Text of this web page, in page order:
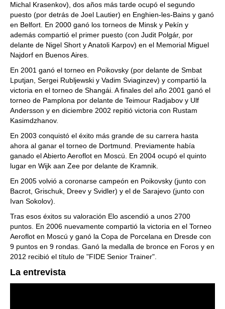
Michal Krasenkov), dos años más tarde ocupó el segundo
puesto (por detrás de Joel Lautier) en Enghien-les-Bains y ganó
en Belfort. En 2000 ganó los torneos de Minsk y Pekín y
además compartió el primer puesto (con Judit Polgár, por
delante de Nigel Short y Anatoli Karpov) en el Memorial Miguel
Najdorf en Buenos Aires.
En 2001 ganó el torneo en Poikovsky (por delante de Smbat
Lputjan, Sergei Rubljewski y Vadim Sviaginzev) y compartió la
victoria en el torneo de Shangái. A finales del año 2001 ganó el
torneo de Pamplona por delante de Teimour Radjabov y Ulf
Andersson y en diciembre 2002 repitió victoria con Rustam
Kasimdzhanov.
En 2003 conquistó el éxito más grande de su carrera hasta
ahora al ganar el torneo de Dortmund. Previamente había
ganado el Abierto Aeroflot en Moscú. En 2004 ocupó el quinto
lugar en Wijk aan Zee por delante de Kramnik.
En 2005 volvió a coronarse campeón en Poikovsky (junto con
Bacrot, Grischuk, Dreev y Svidler) y el de Sarajevo (junto con
Ivan Sokolov).
Tras esos éxitos su valoración Elo ascendió a unos 2700
puntos. En 2006 nuevamente compartió la victoria en el Torneo
Aeroflot en Moscú y ganó la Copa de Porcelana en Dresde con
9 puntos en 9 rondas. Ganó la medalla de bronce en Foros y en
2012 recibió el título de "FIDE Senior Trainer".
La entrevista